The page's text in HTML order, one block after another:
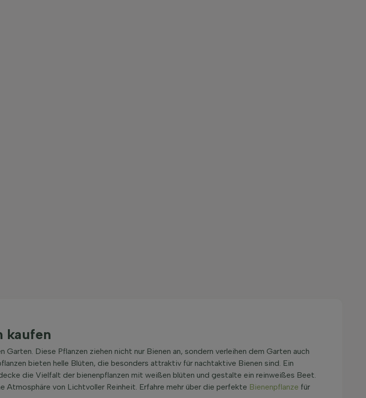
kaufen
Diese Pflanzen ziehen nicht nur Bienen an, sondern verleihen dem Garten auch
bieten helle Blüten, die besonders attraktiv für nachtaktive Bienen sind. Ein
die Vielfalt der bienenpflanzen mit weißen blüten und gestalte ein reinweißes Beet.
Atmosphäre von Lichtvoller Reinheit. Erfahre mehr über die perfekte Bienenpflanze für